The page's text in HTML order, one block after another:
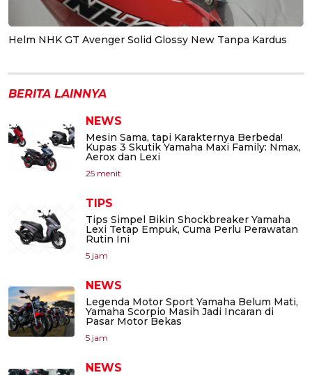
Helm NHK GT Avenger Solid Glossy New Tanpa Kardus
BERITA LAINNYA
NEWS
Mesin Sama, tapi Karakternya Berbeda!
Kupas 3 Skutik Yamaha Maxi Family: Nmax,
Aerox dan Lexi
25 menit
TIPS
Tips Simpel Bikin Shockbreaker Yamaha
Lexi Tetap Empuk, Cuma Perlu Perawatan
Rutin Ini
5 jam
NEWS
Legenda Motor Sport Yamaha Belum Mati,
Yamaha Scorpio Masih Jadi Incaran di
Pasar Motor Bekas
5 jam
NEWS